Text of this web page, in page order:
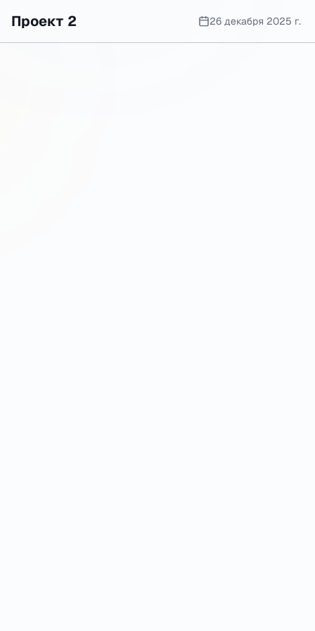
Проект 2 26 декабря 2025 г.